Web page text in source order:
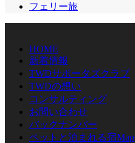
フェリー旅
HOME
新着情報
TWDサポータズクラブ
TWDの想い
コンサルティング
お問い合わせ
バックナンバー
ペットと泊まれる宿Map